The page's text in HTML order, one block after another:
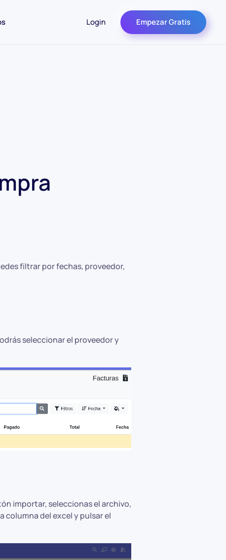
Login Empezar Gratis
filtrar por fechas, proveedor,
seleccionar el proveedor y
importar, seleccionas el archivo,
columna del excel y pulsar el